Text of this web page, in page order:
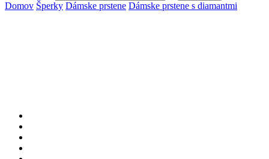
Domov Šperky Dámske prstene Dámske prstene s diamantmi